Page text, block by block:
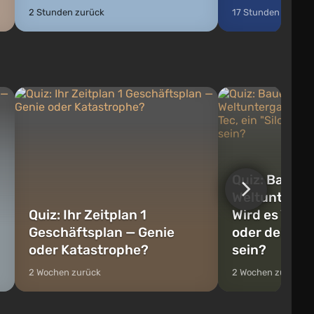
2 Stunden zurück 17 Stunden zurück
Quiz: Ihr Zeitplan 1
Geschäftsplan — Genie
oder Katastrophe?
2 Wochen zurück
Quiz: Baue
Wird es
oder dein
sein?
2 Wochen zurück